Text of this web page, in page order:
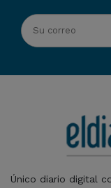
Único diario digital